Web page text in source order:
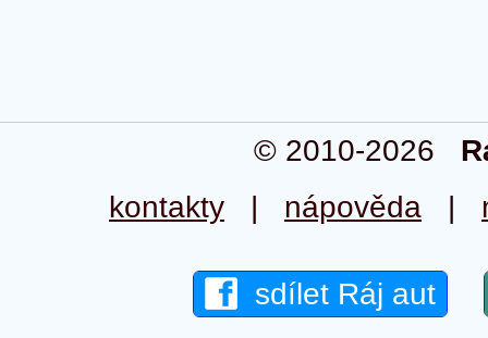
© 2010-2026
kontakty | nápověda |
sdílet Ráj aut